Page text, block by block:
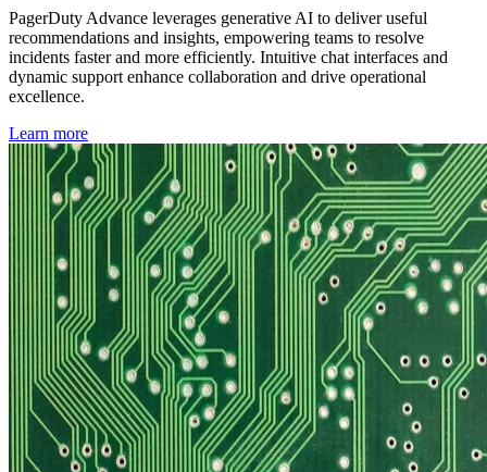
PagerDuty Advance leverages generative AI to deliver useful
recommendations and insights, empowering teams to resolve
incidents faster and more efficiently. Intuitive chat interfaces and
dynamic support enhance collaboration and drive operational
excellence.
Learn more